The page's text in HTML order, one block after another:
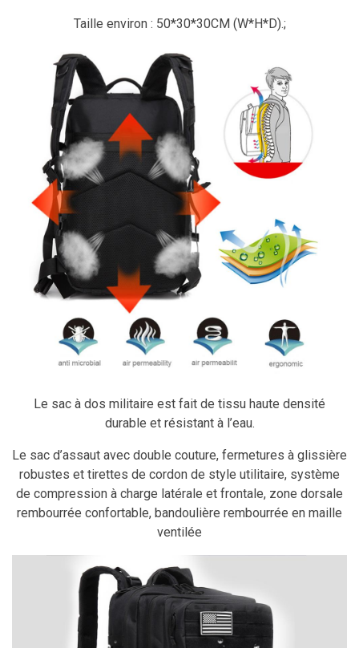
Taille environ : 50*30*30CM (W*H*D).;
Le sac à dos militaire est fait de tissu haute densité
durable et résistant à l’eau.
Le sac d’assaut avec double couture, fermetures à glissière
robustes et tirettes de cordon de style utilitaire, système
de compression à charge latérale et frontale, zone dorsale
rembourrée confortable, bandoulière rembourrée en maille
ventilée